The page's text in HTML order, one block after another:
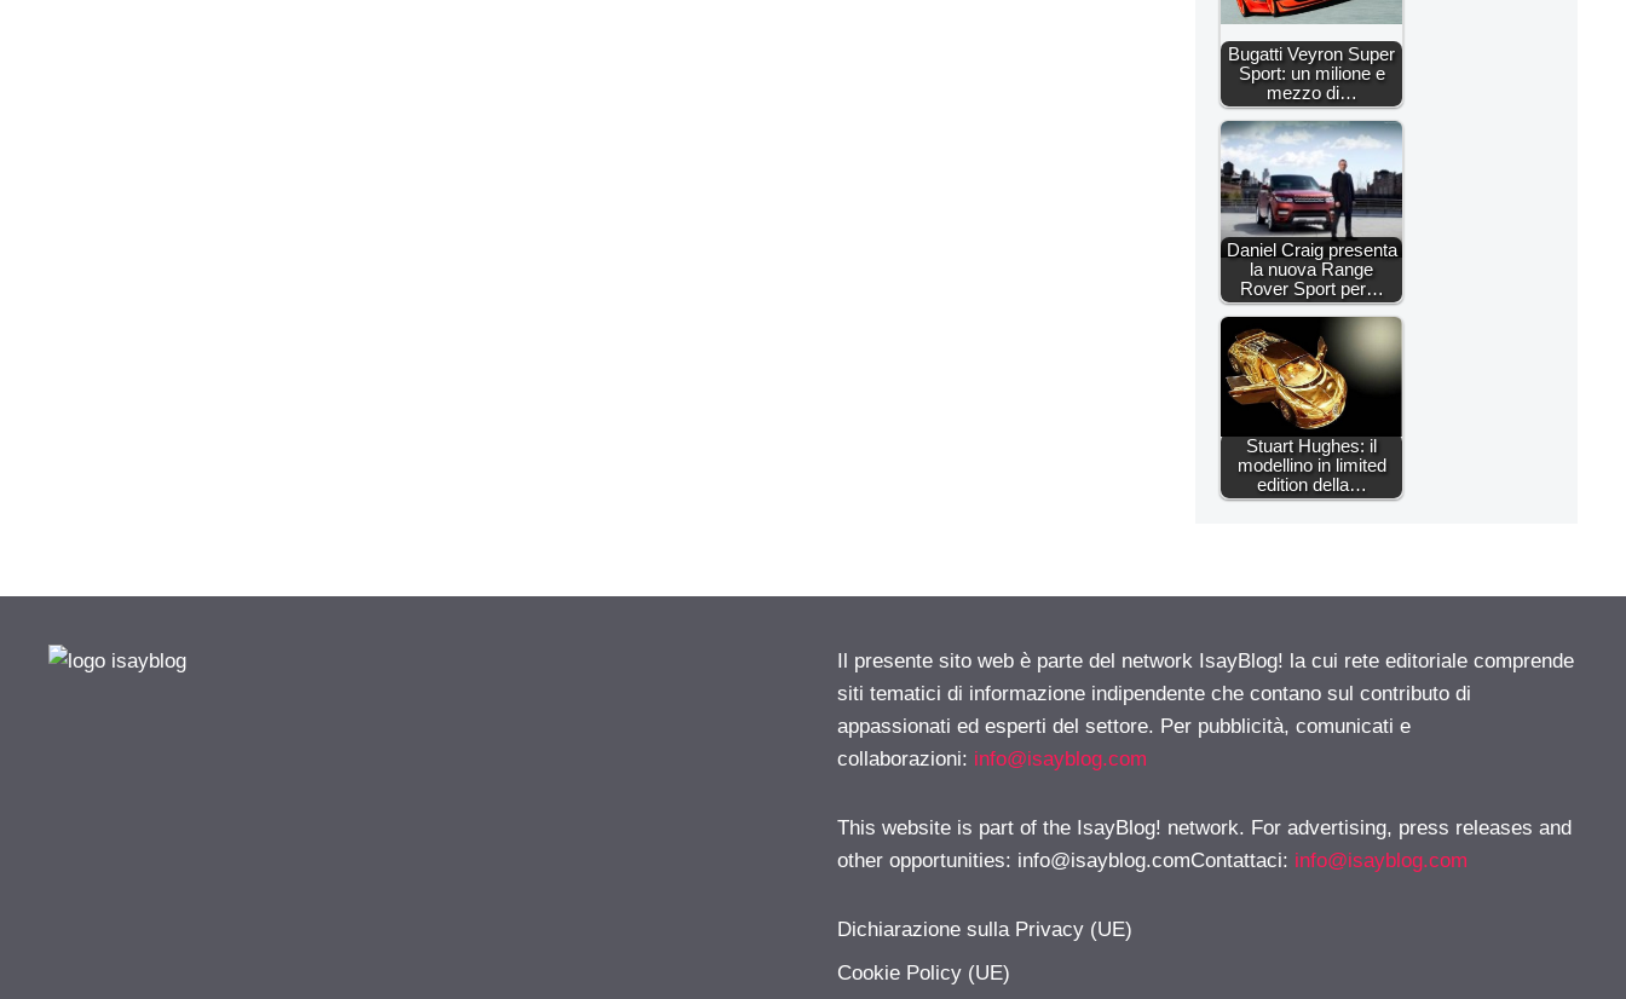
Bugatti Veyron Super
Sport: un milione e
mezzo di…
Daniel Craig presenta
la nuova Range
Rover Sport per…
Stuart Hughes: il
modellino in limited
edition della…
Il presente sito web è parte del network IsayBlog! la cui rete editoriale comprende
siti tematici di informazione indipendente che contano sul contributo di
appassionati ed esperti del settore. Per pubblicità, comunicati e
collaborazioni: info@isayblog.com
This website is part of the IsayBlog! network. For advertising, press releases and
other opportunities: info@isayblog.comContattaci: info@isayblog.com
Dichiarazione sulla Privacy (UE)
Cookie Policy (UE)